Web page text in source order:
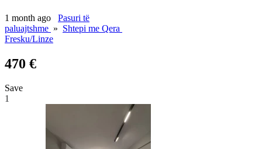
1 month ago
Pasuri të
paluajtshme » Shtepi me Qera
Fresku/Linze
470 €
Save
1